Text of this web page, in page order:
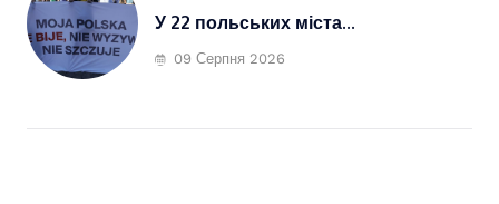
У 22 польських міста...
09 Серпня 2026